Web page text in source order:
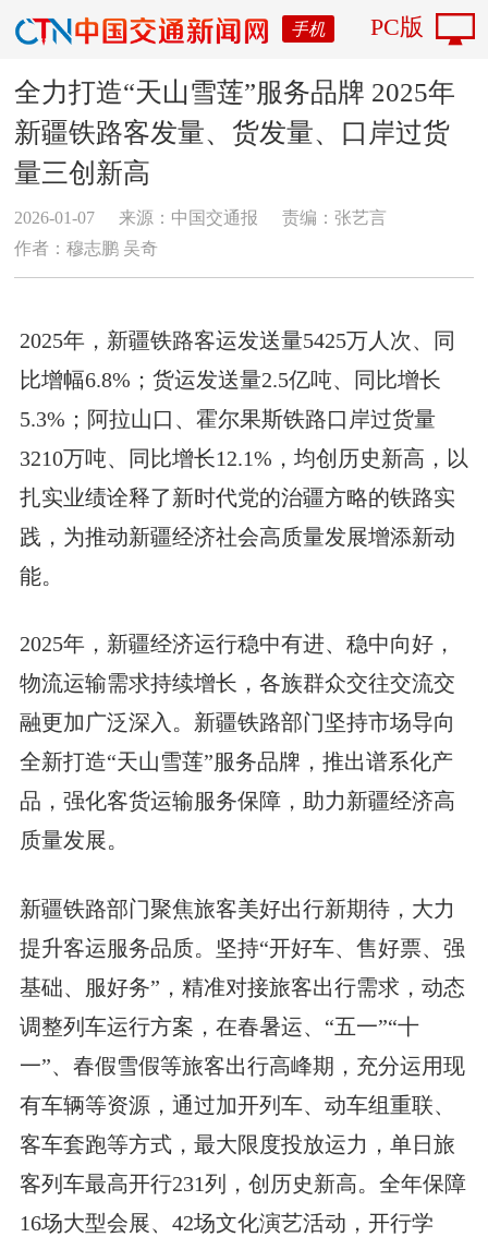
手机 PC版
全力打造“天山雪莲”服务品牌 2025年
新疆铁路客发量、货发量、口岸过货
量三创新高
2026-01-07 来源：中国交通报
责编：张艺言
作者：穆志鹏 吴奇
2025年，新疆铁路客运发送量5425万人次、同
比增幅6.8%；货运发送量2.5亿吨、同比增长
5.3%；阿拉山口、霍尔果斯铁路口岸过货量
3210万吨、同比增长12.1%，均创历史新高，以
扎实业绩诠释了新时代党的治疆方略的铁路实
践，为推动新疆经济社会高质量发展增添新动
能。
2025年，新疆经济运行稳中有进、稳中向好，
物流运输需求持续增长，各族群众交往交流交
融更加广泛深入。新疆铁路部门坚持市场导向
全新打造“天山雪莲”服务品牌，推出谱系化产
品，强化客货运输服务保障，助力新疆经济高
质量发展。
新疆铁路部门聚焦旅客美好出行新期待，大力
提升客运服务品质。坚持“开好车、售好票、强
基础、服好务”，精准对接旅客出行需求，动态
调整列车运行方案，在春暑运、“五一”“十
一”、春假雪假等旅客出行高峰期，充分运用现
有车辆等资源，通过加开列车、动车组重联、
客车套跑等方式，最大限度投放运力，单日旅
客列车最高开行231列，创历史新高。全年保障
16场大型会展、42场文化演艺活动，开行学